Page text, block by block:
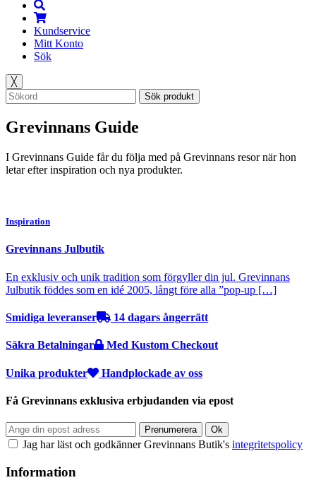
Kundservice
Mitt Konto
Sök
╳
Sök produkt
Grevinnans Guide
I Grevinnans Guide får du följa med på Grevinnans resor när hon
letar efter inspiration och nya produkter.
Inspiration
Grevinnans Julbutik
En exklusiv och unik tradition som förgyller din jul. Grevinnans
Julbutik föddes som en idé 2005, långt före alla ”pop-up […]
Smidiga leveranser 14 dagars ångerrätt
Säkra Betalningar Med Kustom Checkout
Unika produkter Handplockade av oss
Få Grevinnans exklusiva erbjudanden via epost
Jag har läst och godkänner Grevinnans Butik's integritetspolicy
Information